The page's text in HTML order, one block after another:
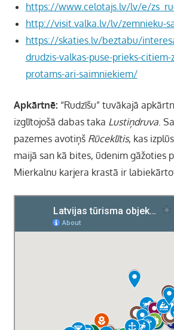
https://www.celotajs.lv/lv/e/
http://visit.valka.lv/lv/zemnieku-
https://skaties.lv/beztabu/
drudzis-valkas-puse-prieks-citiem-
protams-ari-saimniekiem/
Apkārtnē: “Rudzīšu” tuvākajā
izglītojošā dabas taka Lustiņdruva.
pazemes avotiņš Rūceklītis, kas
maijā san kā bites, ūdenim gāžoties
Mierkalnu karjera krastā ir